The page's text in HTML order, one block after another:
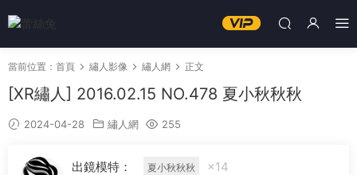
當前位置： 首頁 繡人影像 繡人網 正文
[XR繡人] 2016.02.15 NO.478 夏小秋秋秋
2024-04-28 繡人網 255
出鏡模特： 夏小秋秋秋
×14